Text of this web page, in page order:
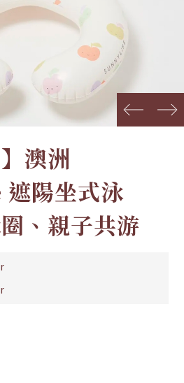
prev next
澳洲
陽坐式泳
、親子共游